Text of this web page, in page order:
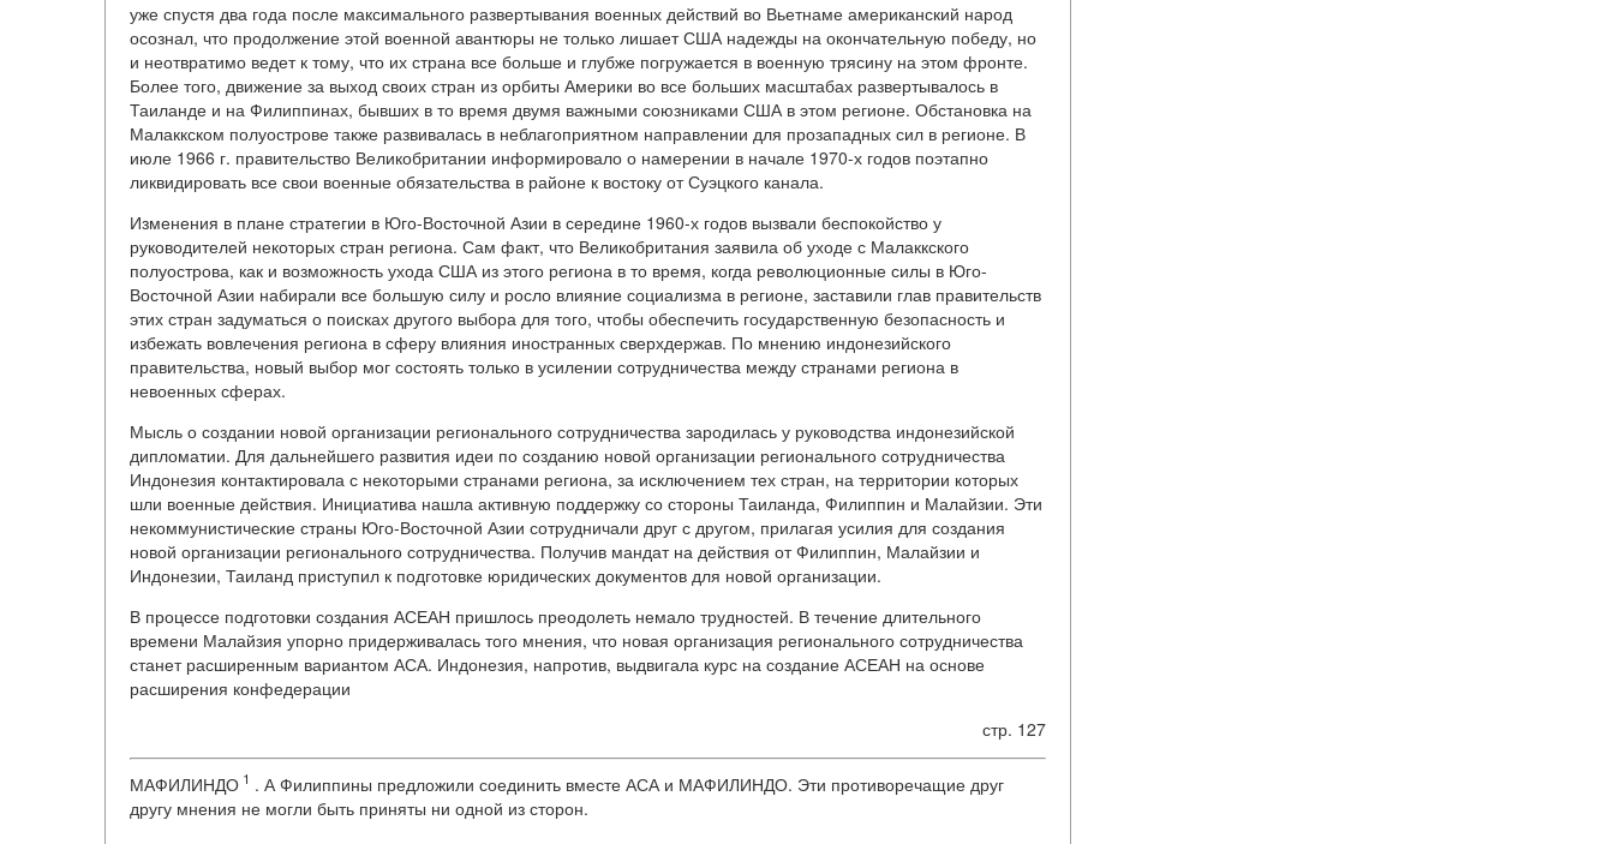
уже спустя два года после максимального развертывания военных действий во Вьетнаме американский народ
осознал, что продолжение этой военной авантюры не только лишает США надежды на окончательную победу, но
и неотвратимо ведет к тому, что их страна все больше и глубже погружается в военную трясину на этом фронте.
Более того, движение за выход своих стран из орбиты Америки во все больших масштабах развертывалось в
Таиланде и на Филиппинах, бывших в то время двумя важными союзниками США в этом регионе. Обстановка на
Малаккском полуострове также развивалась в неблагоприятном направлении для прозападных сил в регионе. В
июле 1966 г. правительство Великобритании информировало о намерении в начале 1970-х годов поэтапно
ликвидировать все свои военные обязательства в районе к востоку от Суэцкого канала.
Изменения в плане стратегии в Юго-Восточной Азии в середине 1960-х годов вызвали беспокойство у
руководителей некоторых стран региона. Сам факт, что Великобритания заявила об уходе с Малаккского
полуострова, как и возможность ухода США из этого региона в то время, когда революционные силы в Юго-
Восточной Азии набирали все большую силу и росло влияние социализма в регионе, заставили глав правительств
этих стран задуматься о поисках другого выбора для того, чтобы обеспечить государственную безопасность и
избежать вовлечения региона в сферу влияния иностранных сверхдержав. По мнению индонезийского
правительства, новый выбор мог состоять только в усилении сотрудничества между странами региона в
невоенных сферах.
Мысль о создании новой организации регионального сотрудничества зародилась у руководства индонезийской
дипломатии. Для дальнейшего развития идеи по созданию новой организации регионального сотрудничества
Индонезия контактировала с некоторыми странами региона, за исключением тех стран, на территории которых
шли военные действия. Инициатива нашла активную поддержку со стороны Таиланда, Филиппин и Малайзии. Эти
некоммунистические страны Юго-Восточной Азии сотрудничали друг с другом, прилагая усилия для создания
новой организации регионального сотрудничества. Получив мандат на действия от Филиппин, Малайзии и
Индонезии, Таиланд приступил к подготовке юридических документов для новой организации.
В процессе подготовки создания АСЕАН пришлось преодолеть немало трудностей. В течение длительного
времени Малайзия упорно придерживалась того мнения, что новая организация регионального сотрудничества
станет расширенным вариантом АСА. Индонезия, напротив, выдвигала курс на создание АСЕАН на основе
расширения конфедерации
стр. 127
МАФИЛИНДО 1 . А Филиппины предложили соединить вместе АСА и МАФИЛИНДО. Эти противоречащие друг
другу мнения не могли быть приняты ни одной из сторон.